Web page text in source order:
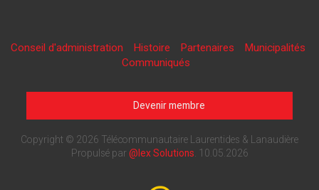
Conseil d'administration Histoire Partenaires
Municipalités
Communiqués
Devenir membre
Copyright © 2026 Télécommunautaire Laurentides & Lanaudière
Propulsé par @lex Solutions 10.05.2026